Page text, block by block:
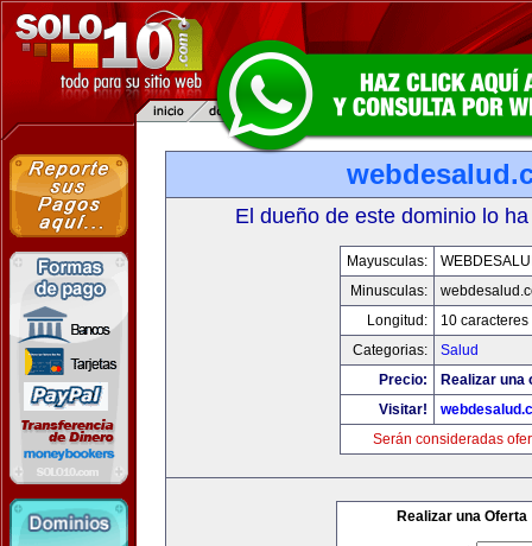
El dueño de este dominio lo
Mayusculas:
Minusculas:
Longitud:
10 caracteres
Categorias:
Salud
Precio:
Realizar una
Visitar!
Serán consideradas
Realizar una Oferta